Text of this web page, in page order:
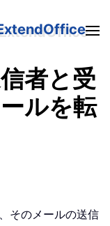
者と受
ルを転
そのメールの送信